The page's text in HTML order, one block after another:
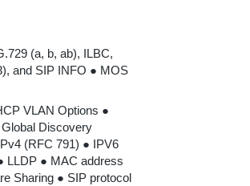
(a, b, ab), ILBC,
and SIP INFO ● MOS
VLAN Options ●
Discovery
(RFC 791) ● IPV6
LLDP ● MAC address
Sharing ● SIP protocol